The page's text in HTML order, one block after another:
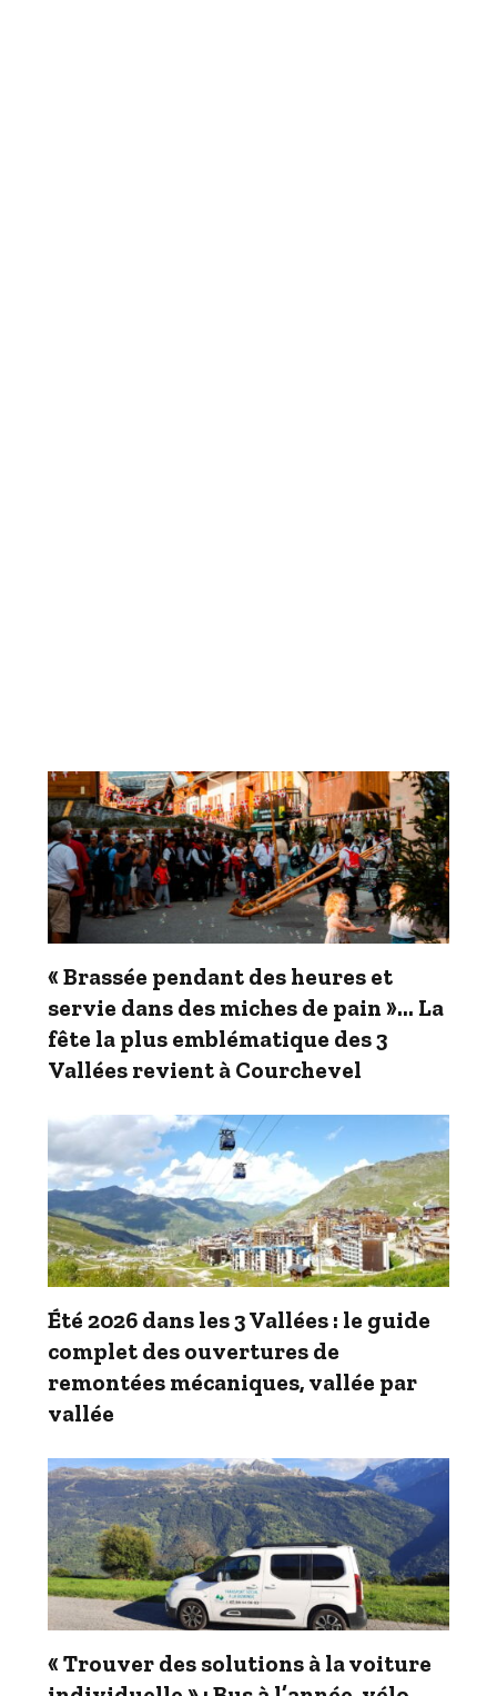
« Brassée pendant des heures et
servie dans des miches de pain »… La
fête la plus emblématique des 3
Vallées revient à Courchevel
Été 2026 dans les 3 Vallées : le guide
complet des ouvertures de
remontées mécaniques, vallée par
vallée
« Trouver des solutions à la voiture